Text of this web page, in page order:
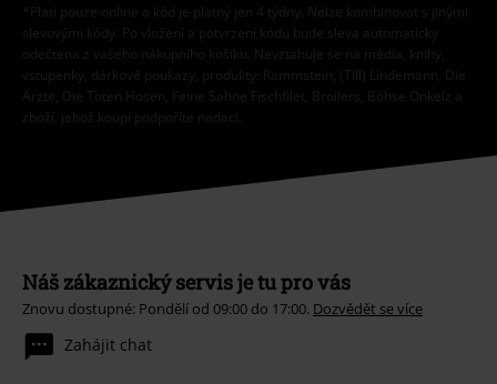
*Platí pouze online a kód je platný jen 4 týdny. Nelze kombinovat s jinými
slevovými kódy. Po vložení a potvrzení kódu bude sleva automaticky
odečtena z vašeho nákupního košíku. Nevztahuje se na média, knihy,
vstupenky, dárkové poukazy, produkty: Rammstein, (Till) Lindemann, Die
Ärzte, Die Toten Hosen, Feine Sahne Fischfilet, Broilers, Böhse Onkelz a
zboží, jehož koupí podpoříte nadaci.
Náš zákaznický servis je tu pro vás
Znovu dostupné: Pondělí od 09:00 do 17:00. Dozvědět se více
Zahájit chat